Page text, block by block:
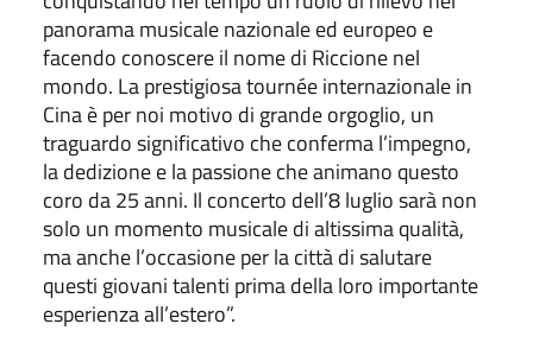
panorama musicale nazionale ed europeo e
facendo conoscere il nome di Riccione nel
mondo. La prestigiosa tournée internazionale in
Cina è per noi motivo di grande orgoglio, un
traguardo significativo che conferma l’impegno,
la dedizione e la passione che animano questo
coro da 25 anni. Il concerto dell’8 luglio sarà non
solo un momento musicale di altissima qualità,
ma anche l’occasione per la città di salutare
questi giovani talenti prima della loro importante
esperienza all’estero”.